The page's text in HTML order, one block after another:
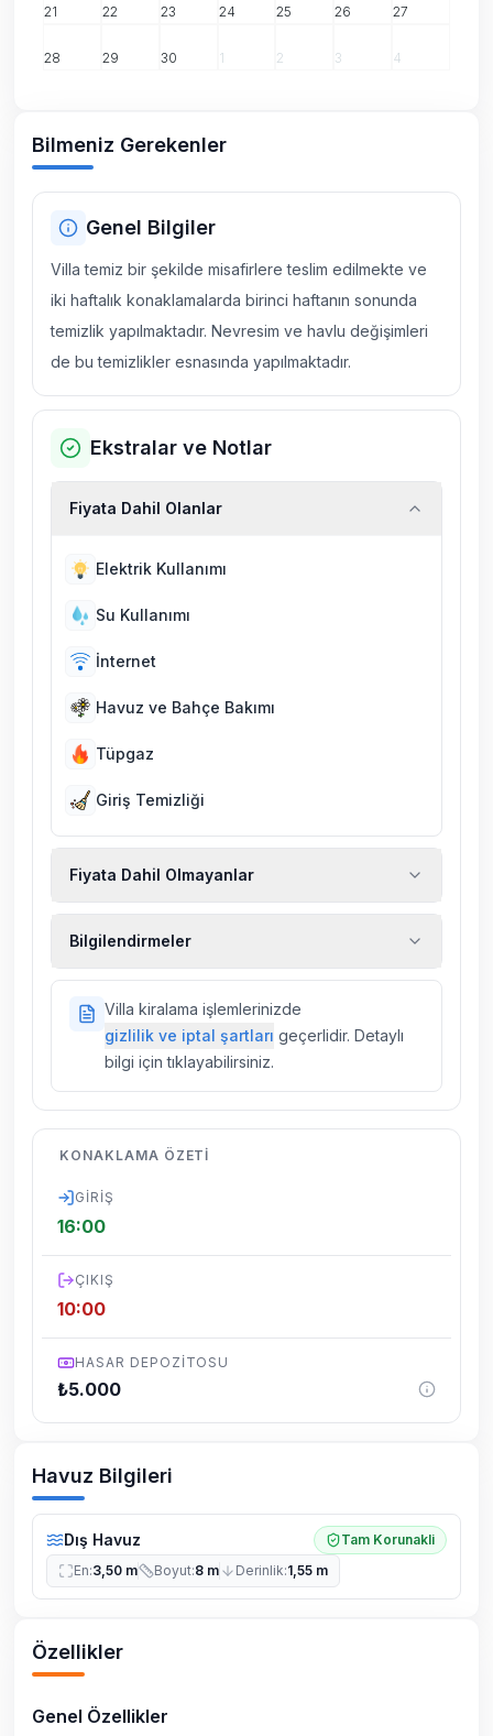
21 22 23 24 25 26 27
28 29 30 1 2 3 4
Bilmeniz Gerekenler
Genel Bilgiler
Villa temiz bir şekilde misafirlere teslim edilmekte ve
iki haftalık konaklamalarda birinci haftanın sonunda
temizlik yapılmaktadır. Nevresim ve havlu değişimleri
de bu temizlikler esnasında yapılmaktadır.
Ekstralar ve Notlar
Fiyata Dahil Olanlar
Elektrik Kullanımı
Su Kullanımı
İnternet
Havuz ve Bahçe Bakımı
Tüpgaz
Giriş Temizliği
Fiyata Dahil Olmayanlar
sigortaları fiyatlara dahil değildir.
Bilgilendirmeler
villalarımızda düzenli olarak ilaçlama
yapılmaktadır. Buna rağmen çevrede
kelebek, böcek, sinek vs. bulunma ihtimali
dönemsel olarak altyapı çalışmaları
yapılabilmektedir. Bu çalışma nedeniyle yol
Villa kiralama işlemlerinizde
gizlilik ve iptal şartları geçerlidir. Detaylı
bilgi için tıklayabilirsiniz.
KONAKLAMA ÖZETI
GIRIŞ
16:00
ÇIKIŞ
10:00
HASAR DEPOZITOSU
₺5.000
Havuz Bilgileri
Dış Havuz
Tam Korunakli
En:3,50 m Boyut:8 m Derinlik:1,55 m
Özellikler
Genel Özellikler